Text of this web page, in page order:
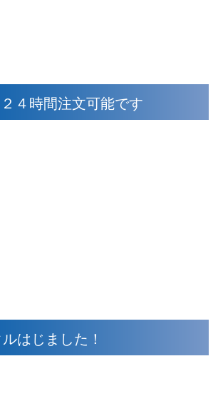
４時間注文可能です
はじました！